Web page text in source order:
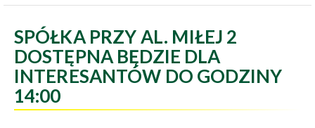
SPÓŁKA PRZY AL. MIŁEJ 2
DOSTĘPNA BĘDZIE DLA
INTERESANTÓW DO GODZINY
14:00